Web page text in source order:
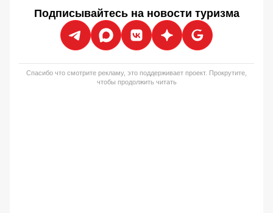
Подписывайтесь на новости туризма
Спасибо что смотрите рекламу, это поддерживает проект. Прокрутите,
чтобы продолжить читать